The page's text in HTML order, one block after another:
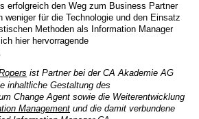
erfolgreich den Weg zum Business Partner
weniger für die Technologie und den Einsatz
Methoden als Information Manager
hier hervorragende
ist Partner bei der CA Akademie AG
inhaltliche Gestaltung des
Change Agent sowie die Weiterentwicklung
Management und die damit verbundene